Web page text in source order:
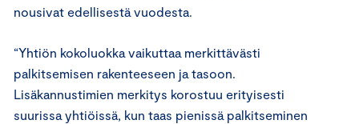
nousivat edellisestä vuodesta.
“Yhtiön kokoluokka vaikuttaa merkittävästi
palkitsemisen rakenteeseen ja tasoon.
Lisäkannustimien merkitys korostuu erityisesti
suurissa yhtiöissä, kun taas pienissä palkitseminen